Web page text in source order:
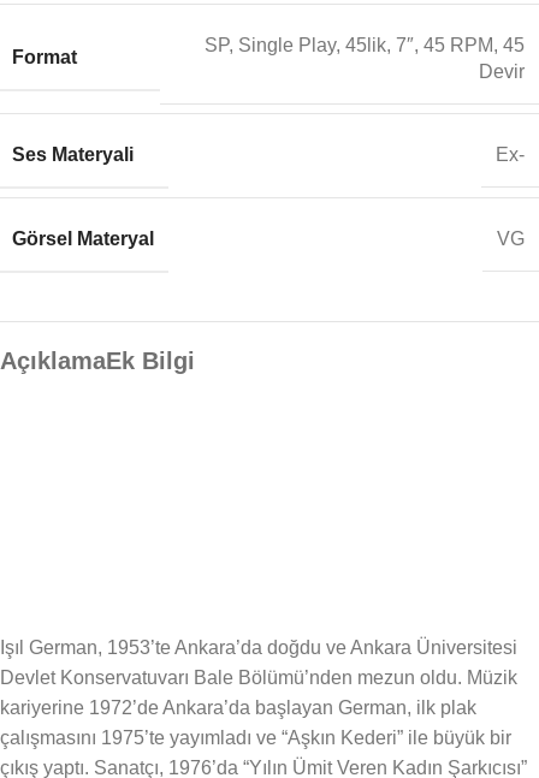
Format
SP, Single Play, 45lik, 7″, 45 RPM, 45
Devir
Ses Materyali Ex-
Görsel Materyal VG
AçıklamaEk Bilgi
Işıl German, 1953’te Ankara’da doğdu ve Ankara Üniversitesi
Devlet Konservatuvarı Bale Bölümü’nden mezun oldu. Müzik
kariyerine 1972’de Ankara’da başlayan German, ilk plak
çalışmasını 1975’te yayımladı ve “Aşkın Kederi” ile büyük bir
çıkış yaptı. Sanatçı, 1976’da “Yılın Ümit Veren Kadın Şarkıcısı”